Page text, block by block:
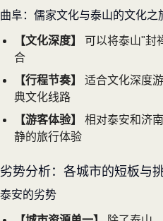
曲阜：儒家文化与泰山的文化之
【文化深度】
可以将泰山"封
合
【行程节奏】
适合文化深度
典文化线路
【游客体验】
相对泰安和济
静的旅行体验
劣势分析：各城市的短板与
泰安的劣势